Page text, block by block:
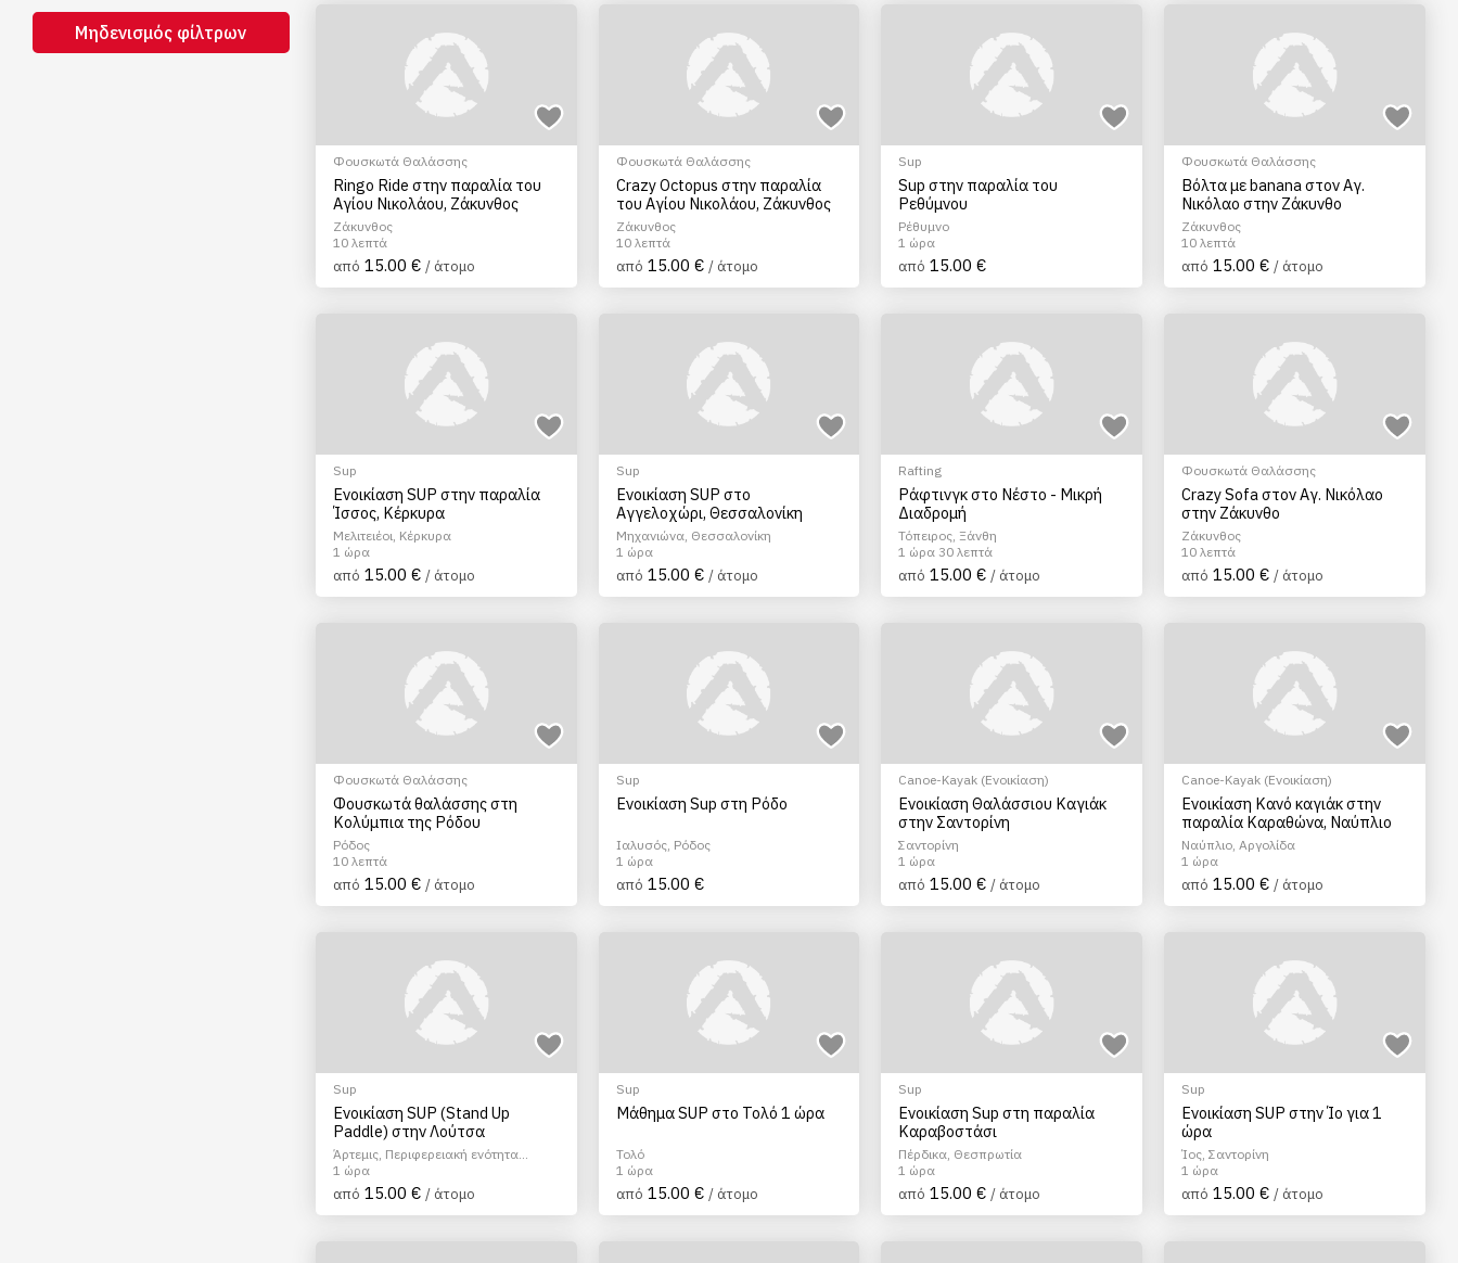
Μηδενισμός φίλτρων
Φουσκωτά Θαλάσσης
Ringo Ride στην παραλία του
Αγίου Νικολάου, Ζάκυνθος
Ζάκυνθος
10 λεπτά
από 15.00 € / άτομο
Φουσκωτά Θαλάσσης
Crazy Octopus στην παραλία
του Αγίου Νικολάου, Ζάκυνθος
Ζάκυνθος
10 λεπτά
από 15.00 € / άτομο
Sup
Sup στην παραλία του
Ρεθύμνου
Ρέθυμνο
1 ώρα
από 15.00 €
Φουσκωτά Θαλάσσης
Βόλτα με banana στον Αγ.
Νικόλαο στην Ζάκυνθο
Ζάκυνθος
10 λεπτά
από 15.00 € / άτομο
Sup
Ενοικίαση SUP στην παραλία
Ίσσος, Κέρκυρα
Μελιτειέοι, Κέρκυρα
1 ώρα
από 15.00 € / άτομο
Sup
Ενοικίαση SUP στο
Αγγελοχώρι, Θεσσαλονίκη
Μηχανιώνα, Θεσσαλονίκη
1 ώρα
από 15.00 € / άτομο
Rafting
Ράφτινγκ στο Νέστο - Μικρή
Διαδρομή
Τόπειρος, Ξάνθη
1 ώρα 30 λεπτά
από 15.00 € / άτομο
Φουσκωτά Θαλάσσης
Crazy Sofa στον Αγ. Νικόλαο
στην Ζάκυνθο
Ζάκυνθος
10 λεπτά
από 15.00 € / άτομο
Φουσκωτά Θαλάσσης
Φουσκωτά θαλάσσης στη
Κολύμπια της Ρόδου
Ρόδος
10 λεπτά
από 15.00 € / άτομο
Sup
Ενοικίαση Sup στη Ρόδο
Ιαλυσός, Ρόδος
1 ώρα
από 15.00 €
Canoe-Kayak (Ενοικίαση)
Ενοικίαση Θαλάσσιου Καγιάκ
στην Σαντορίνη
Σαντορίνη
1 ώρα
από 15.00 € / άτομο
Canoe-Kayak (Ενοικίαση)
Ενοικίαση Κανό καγιάκ στην
παραλία Καραθώνα, Ναύπλιο
Ναύπλιο, Αργολίδα
1 ώρα
από 15.00 € / άτομο
Sup
Ενοικίαση SUP (Stand Up
Paddle) στην Λούτσα
Άρτεμις, Περιφερειακή ενότητα
Ανατολικής Αττικής
1 ώρα
από 15.00 € / άτομο
Sup
Μάθημα SUP στο Τολό 1 ώρα
Τολό
1 ώρα
από 15.00 € / άτομο
Sup
Ενοικίαση Sup στη παραλία
Καραβοστάσι
Πέρδικα, Θεσπρωτία
1 ώρα
από 15.00 € / άτομο
Sup
Ενοικίαση SUP στην Ίο για 1
ώρα
Ίος, Σαντορίνη
1 ώρα
από 15.00 € / άτομο